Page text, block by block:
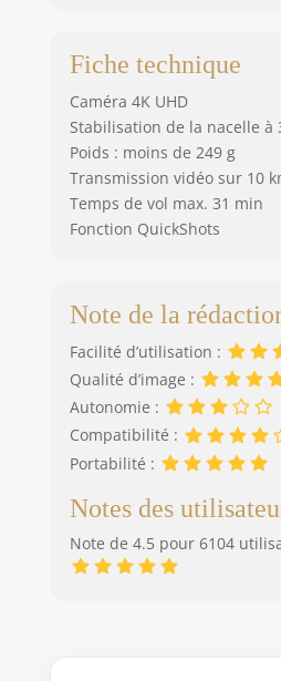
Fiche technique
Caméra 4K UHD
Stabilisation de la nacelle à
Poids : moins de 249 g
Transmission vidéo sur 10
Temps de vol max. 31 min
Fonction QuickShots
Note de la
Facilité d’utilisation :
Qualité d’image :
Autonomie :
Compatibilité :
Portabilité :
Notes des
Note de 4.5 pour 6104